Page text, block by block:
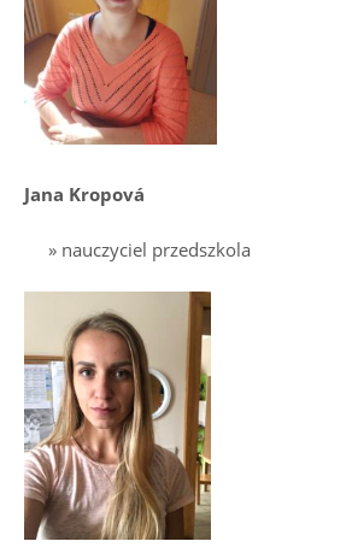
Jana Kropová
nauczyciel przedszkola